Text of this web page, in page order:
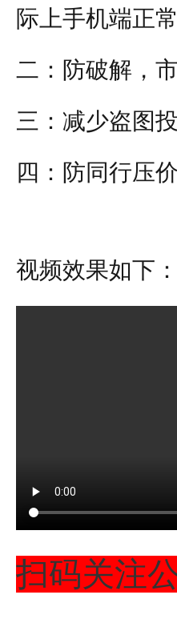
际上手机端正
二：防破解，
三：减少盗图
四：防同行压
视频效果如下：
扫码关注